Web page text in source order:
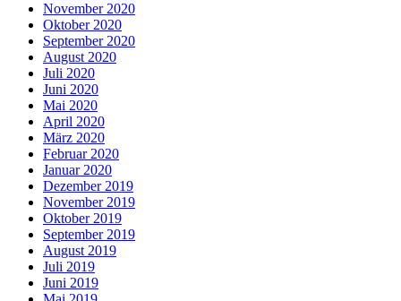
November 2020
Oktober 2020
September 2020
August 2020
Juli 2020
Juni 2020
Mai 2020
April 2020
März 2020
Februar 2020
Januar 2020
Dezember 2019
November 2019
Oktober 2019
September 2019
August 2019
Juli 2019
Juni 2019